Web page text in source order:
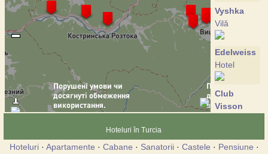
Vyshka
Vilă
Edelweiss
Hotel
Club
Visson
Crocus
Hoteluri în Turcia
Hoteluri· Apartamente · Cabane · Sanatorii· Castele · Pensiune ·